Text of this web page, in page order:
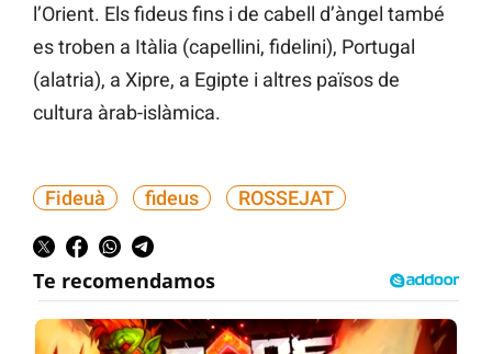
l’Orient. Els fideus fins i de cabell d’àngel també
es troben a Itàlia (capellini, fidelini), Portugal
(alatria), a Xipre, a Egipte i altres països de
cultura àrab-islàmica.
Fideuà fideus ROSSEJAT